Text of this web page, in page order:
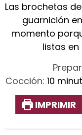
Las brochetas
guarnición
momento
listas
Cocción: 10
IMPRIMIR